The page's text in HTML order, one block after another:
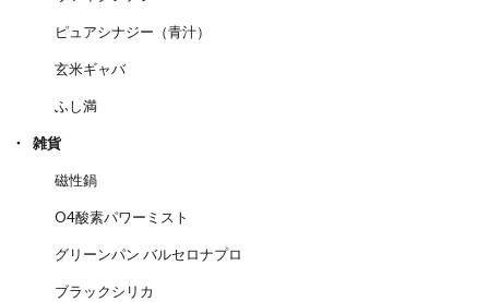
ピュアシナジー（青汁）
玄米ギャバ
ふし満
雑貨
磁性鍋
O4酸素パワーミスト
グリーンパン バルセロナプロ
ブラックシリカ